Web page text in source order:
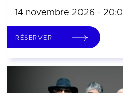
14 novembre 2026 -
RÉSERVER